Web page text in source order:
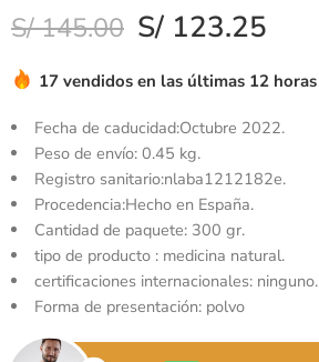
S/145.00 S/ 123.25
17 vendidos en las últimas 12 horas
Fecha de caducidad:Octubre 2022.
Peso de envío: 0.45 kg.
Registro sanitario:nlaba1212182e.
Procedencia:Hecho en España.
Cantidad de paquete: 300 gr.
tipo de producto : medicina natural.
certificaciones internacionales: ninguno.
Forma de presentación: polvo